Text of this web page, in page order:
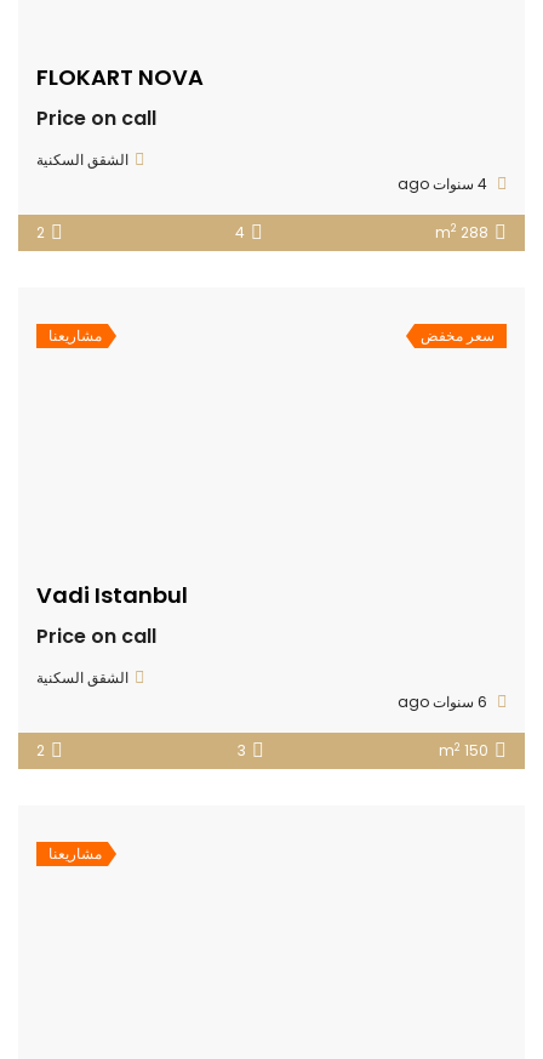
FLOKART NOVA
Price on call
الشقق السكنية
288 m
2
4
2
سعر مخفض مشاريعنا
Vadi Istanbul
Price on call
الشقق السكنية
150 m
2
3
2
مشاريعنا